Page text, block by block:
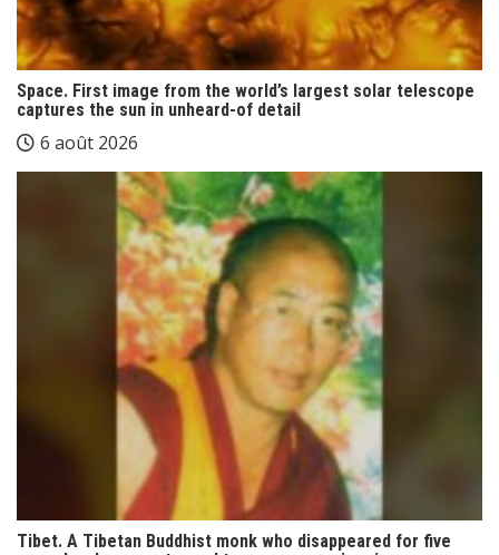
Space. First image from the world’s largest solar telescope
captures the sun in unheard-of detail
6 août 2026
Tibet. A Tibetan Buddhist monk who disappeared for five